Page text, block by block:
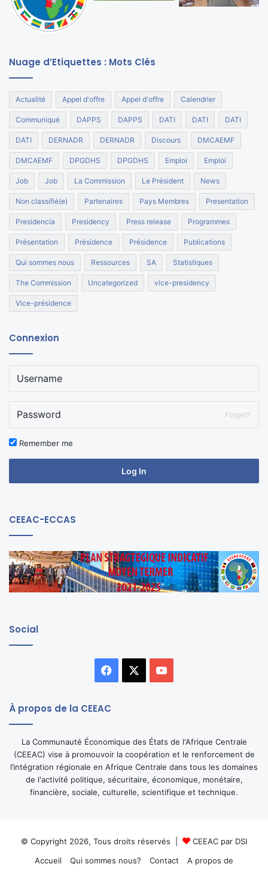
Nuage d’Etiquettes : Mots Clés
Actualité Appel d'offre Appel d'offre Calendrier
Communiqué DAPPS DAPPS DATI DATI DATI
DATI DERNADR DERNADR Discours DMCAEMF
DMCAEMF DPGDHS DPGDHS Emploi Emploi
Job Job La Commission Le Président News
Non classifié(e) Partenaires Pays Membres Presentation
Presidencia Presidency Press release Programmes
Présentation Présidence Présidence Publications
Qui sommes nous Ressources SA Statistiques
The Commission Uncategorized vice-presidency
Vice-présidence
Connexion
Forget?
Remember me
Log In
CEEAC-ECCAS
Social
Facebook
À propos de la CEEAC
La Communauté Économique des États de l'Afrique Centrale
(CEEAC) vise à promouvoir la coopération et le renforcement de
l’intégration régionale en Afrique Centrale dans tous les domaines
de l'activité politique, sécuritaire, économique, monétaire,
financière, sociale, culturelle, scientifique et technique.
© Copyright 2026, Tous droits réservés |
CEEAC par DSI
Accueil
Qui sommes nous? Contact A propos de